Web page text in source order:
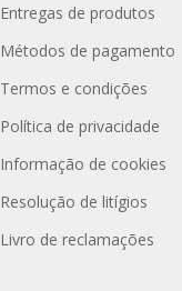
Entregas de produtos
Métodos de pagamento
Termos e condições
Política de privacidade
Informação de cookies
Resolução de litígios
Livro de reclamações